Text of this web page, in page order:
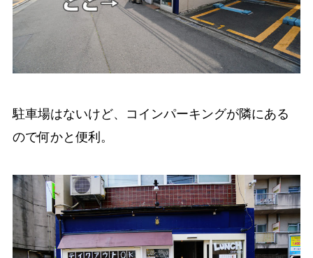
駐車場はないけど、コインパーキングが隣にある
ので何かと便利。